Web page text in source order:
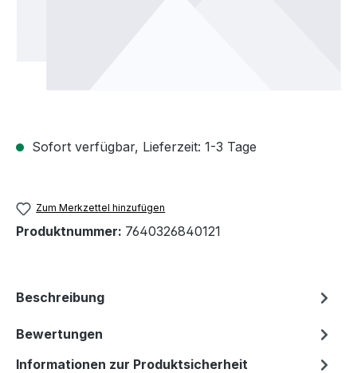
Sofort verfügbar, Lieferzeit: 1-3 Tage
Zum Merkzettel hinzufügen
Produktnummer: 7640326840121
Beschreibung
Bewertungen
Informationen zur Produktsicherheit